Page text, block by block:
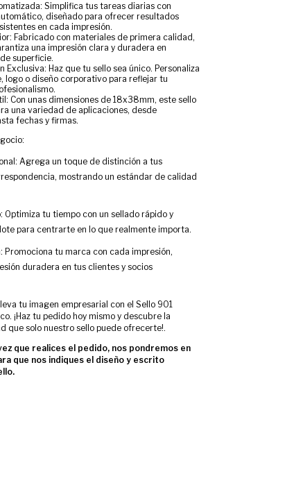
Simplifica tus tareas diarias con
diseñado para ofrecer resultados
en cada impresión.
Fabricado con materiales de primera calidad,
una impresión clara y duradera en
superficie.
Exclusiva: Haz que tu sello sea único. Personaliza
logo o diseño corporativo para reflejar tu
Con unas dimensiones de 18x38mm, este sello
una variedad de aplicaciones, desde
fechas y firmas.
Agrega un toque de distinción a tus
mostrando un estándar de calidad
Optimiza tu tiempo con un sellado rápido y
para centrarte en lo que realmente importa.
Promociona tu marca con cada impresión,
duradera en tus clientes y socios
tu imagen empresarial con el Sello 901
¡Haz tu pedido hoy mismo y descubre la
que solo nuestro sello puede ofrecerte!.
vez que realices el pedido, nos pondremos en
que nos indiques el diseño y escrito